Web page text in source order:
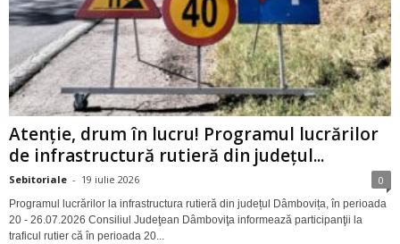
Atenție, drum în lucru! Programul lucrărilor
de infrastructură rutieră din județul...
Sebitoriale - 19 iulie 2026 0
Programul lucrărilor la infrastructura rutieră din județul Dâmbovița, în perioada
20 - 26.07.2026 Consiliul Judeţean Dâmboviţa informează participanţii la
traficul rutier că în perioada 20...